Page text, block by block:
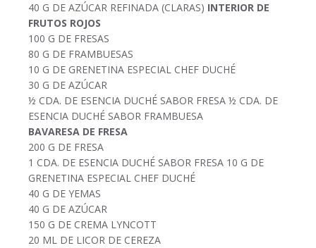
40 G DE AZÚCAR REFINADA (CLARAS) INTERIOR DE
FRUTOS ROJOS
100 G DE FRESAS
80 G DE FRAMBUESAS
10 G DE GRENETINA ESPECIAL CHEF DUCHÉ
30 G DE AZÚCAR
½ CDA. DE ESENCIA DUCHÉ SABOR FRESA ½ CDA. DE
ESENCIA DUCHÉ SABOR FRAMBUESA
BAVARESA DE FRESA
200 G DE FRESA
1 CDA. DE ESENCIA DUCHÉ SABOR FRESA 10 G DE
GRENETINA ESPECIAL CHEF DUCHÉ
40 G DE YEMAS
40 G DE AZÚCAR
150 G DE CREMA LYNCOTT
20 ML DE LICOR DE CEREZA